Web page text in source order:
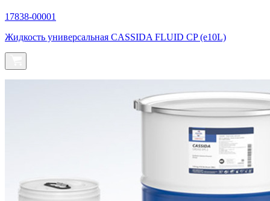
17838-00001
Жидкость универсальная CASSIDA FLUID CP (e10L)